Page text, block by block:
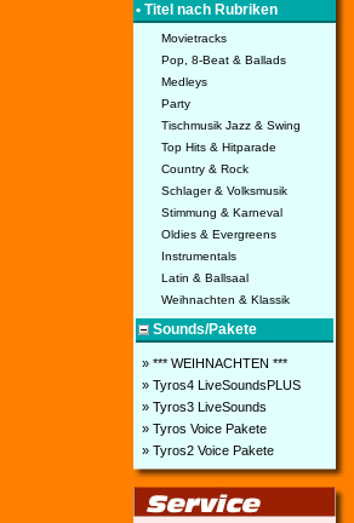
• Titel nach Rubriken
Movietracks
Pop, 8-Beat & Ballads
Medleys
Party
Tischmusik Jazz & Swing
Top Hits & Hitparade
Country & Rock
Schlager & Volksmusik
Stimmung & Karneval
Oldies & Evergreens
Instrumentals
Latin & Ballsaal
Weihnachten & Klassik
Sounds/Pakete
» *** WEIHNACHTEN ***
» Tyros4 LiveSoundsPLUS
» Tyros3 LiveSounds
» Tyros Voice Pakete
» Tyros2 Voice Pakete